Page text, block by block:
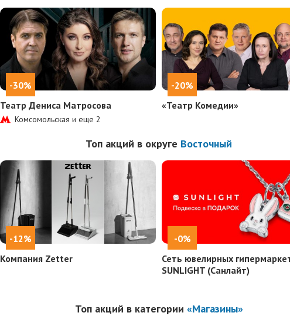
-30%
Театр Дениса Матросова
Комсомольская и еще 2
-20%
«Театр Комедии»
Топ акций в округе Восточный
-12%
Компания Zetter
-0%
Сеть ювелирных
SUNLIGHT (Санлайт)
Топ акций в категории «Магазины»